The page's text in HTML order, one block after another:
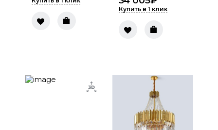
Купить в 1 клик